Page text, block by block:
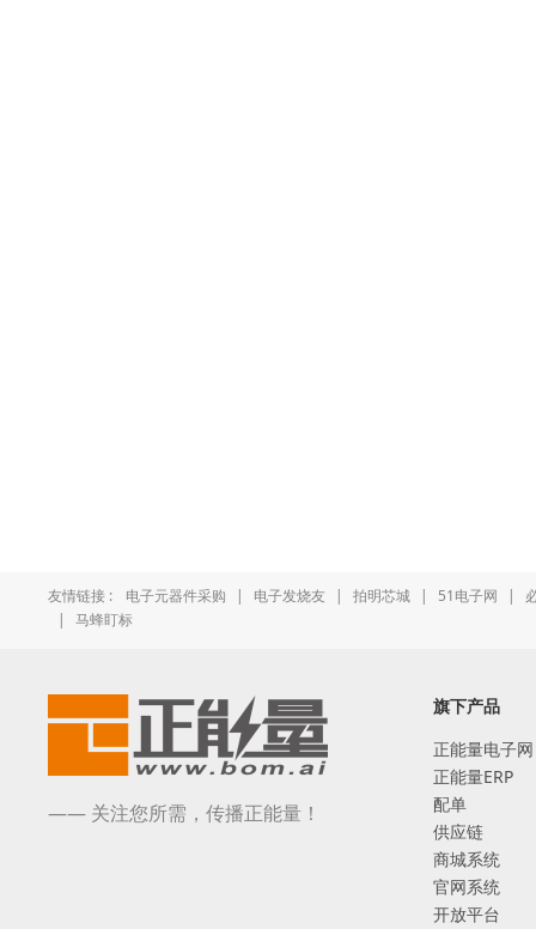
友情链接 : 电子元器件采购 | 电子发烧友 | 拍明芯城 | 51电子网 |
|
马蜂盯标
—— 关注您所需，传播正能量！
旗下产品
正能量电子网
正能量ERP
配单
供应链
商城系统
官网系统
开放平台